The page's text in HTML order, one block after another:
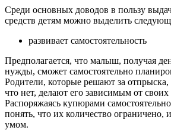
Среди основных доводов в пользу
средств детям можно выделить
развивает самостоятельность
Предполагается, что малыш, получая
нужды, сможет самостоятельно
Родители, которые решают за отпрыска,
что нет, делают его зависимым от
Распоряжаясь купюрами
понять, что их количество ограничено,
умом.